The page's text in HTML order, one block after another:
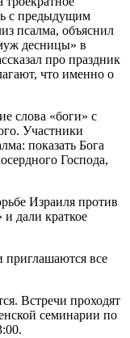
с предыдущим
псалма, объяснил
десницы» в
про праздник
что именно о
слова «боги» с
Участники
показать Бога
Господа,
Израиля против
и дали краткое
все
Встречи проходят
семинарии по